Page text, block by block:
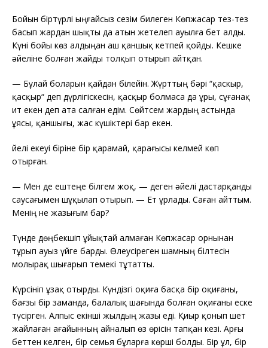
Бойын біртүрлі ыңғайсыз сезім билеген Көпжасар тез-тез
басып жардан шықты да атын жетелеп ауылға бет алды.
Күні бойы көз алдыңан аш қаншық кетпей қойды. Кешке
әйеліне болған жайды толқып отырып айтқан.
— Бұлай боларын қайдан білейін. Жүрттың бәрі “қаскыр,
қасқыр“ деп дүрлігіскесін, қасқыр болмаса да ұры, сұғанақ
ит екен деп ата салған едім. Сөйтсем жардың астында
ұясы, қаншығы, жас күшіктері бар екен.
Әйелі екеуі біріне бір қарамай, қарағысы келмей көп
отырған.
— Мен де ештеңе білгем жоқ, — деген әйелі дастарқанды
саусағымен шұқылап отырып. — Ет ұрлады. Саған айттым.
Менің не жазығым бар?
Түнде дөңбекшіп ұйықтай алмаған Көпжасар орнынан
тұрып ауыз үйге барды. Өлеусіреген шамның білтесін
молырақ шығарып темекі тұтатты.
Күрсініп ұзақ отырды. Күндізгі оқиға басқа бір оқиғаны,
бағзы бір заманда, балалық шағында болған оқиғаны еске
түсірген. Алпыс екінші жылдың жазы еді. Қиыр қонып шет
жайлаған ағайынның айналып өз өрісін тапқан кезі. Арғы
беттен келген, бір семья бұларға көрші болды. Бір ұл, бір